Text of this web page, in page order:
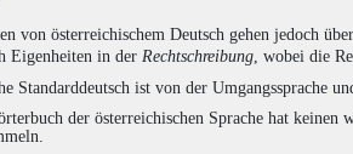
von österreichischem Deutsch gehen jedoch
Eigenheiten in der Rechtschreibung , wobei die
Standarddeutsch ist von der Umgangssprache
der österreichischen Sprache hat